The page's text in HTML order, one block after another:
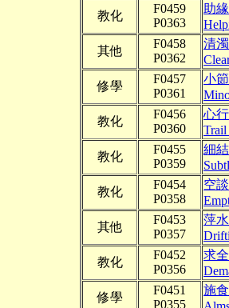
教化
F0459
P0363
助緣
其他
F0458
P0362
清濁
修學
F0457
P0361
小節
教化
F0456
P0360
心行
Trail
教化
F0455
P0359
細結
教化
F0454
P0358
空談
其他
F0453
P0357
萍水
教化
F0452
P0356
求全
修學
F0451
P0355
施食